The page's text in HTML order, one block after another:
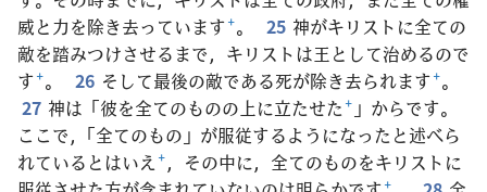
威と力を除き去っています+。 25 神がキリストに全ての
敵を踏みつけさせるまで，キリストは王として治めるので
す+。 26 そして最後の敵である死が除き去られます+。
27 神は「彼を全てのものの上に立たせた+ 」からです。
ここで，「全てのもの」が服従するようになったと述べら
れているとはいえ+，その中に，全てのものをキリストに